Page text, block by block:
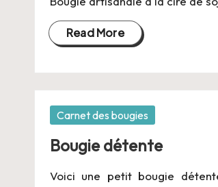
-
B
i
o
Read More
Posted
Carnet des bougies
Bougie détente
Voici une petit bougie